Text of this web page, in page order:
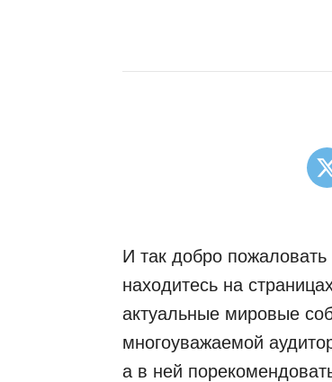
И так добро
находитесь на
актуальные мировые
многоуважаемой
а в ней